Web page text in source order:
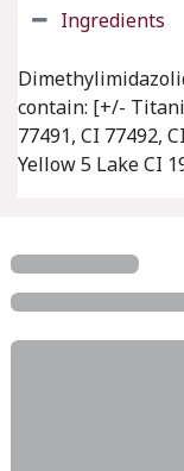
Ingredients
contain: [+/-
77491, CI 77492,
Yellow 5 Lake CI